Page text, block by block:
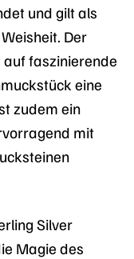
und gilt als
Der
faszinierende
eine
zudem ein
mit
Silver
Magie des